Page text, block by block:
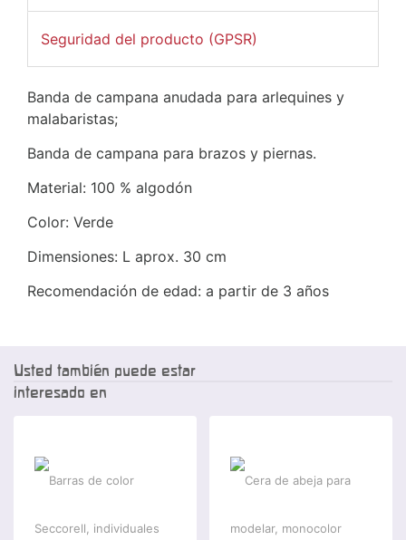
Seguridad del producto (GPSR)
Banda de campana anudada para arlequines y
malabaristas;
Banda de campana para brazos y piernas.
Material: 100 % algodón
Color: Verde
Dimensiones: L aprox. 30 cm
Recomendación de edad: a partir de 3 años
Usted también puede estar
interesado en